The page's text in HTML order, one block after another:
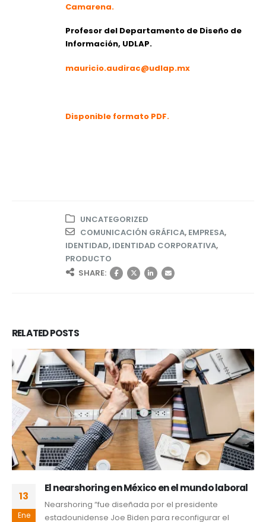
Camarena.
Profesor del Departamento de Diseño de
Información, UDLAP.
mauricio.audirac@udlap.mx
Disponible formato PDF.
UNCATEGORIZED
COMUNICACIÓN GRÁFICA, EMPRESA,
IDENTIDAD, IDENTIDAD CORPORATIVA,
PRODUCTO
SHARE:
RELATEDPOSTS
13
Ene
El nearshoring en México en el mundo laboral
Nearshoring “fue diseñada por el presidente
estadounidense Joe Biden para reconfigurar el